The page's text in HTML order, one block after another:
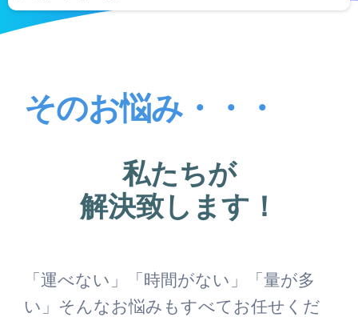
そのお悩み・・・
私たちが
解決致します！
「運べない」「時間がない」「量が多
い」そんなお悩みもすべてお任せくだ